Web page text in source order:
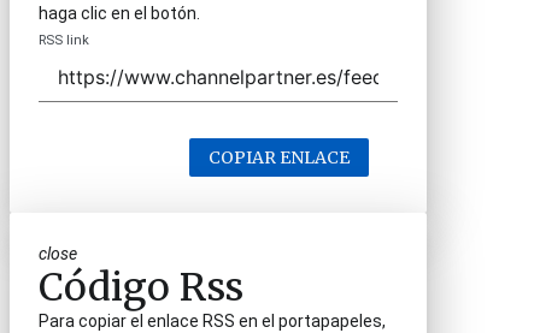
haga clic en el botón.
RSS link
COPIAR ENLACE
close
Código Rss
Para copiar el enlace RSS en el portapapeles,